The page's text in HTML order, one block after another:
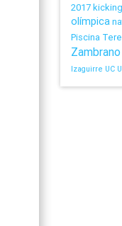
2017
olímpica
Piscina
Zambrano
Izaguirre UC